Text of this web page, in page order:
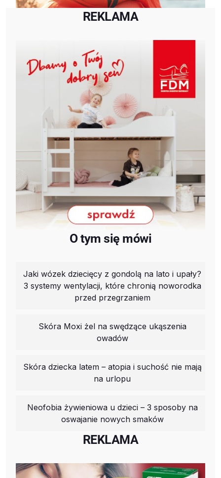
REKLAMA
O tym się mówi
Jaki wózek dziecięcy z gondolą na lato i upały?
3 systemy wentylacji, które chronią noworodka
przed przegrzaniem
Skóra Moxi żel na swędzące ukąszenia
owadów
Skóra dziecka latem – atopia i suchość nie mają
na urlopu
Neofobia żywieniowa u dzieci – 3 sposoby na
oswajanie nowych smaków
REKLAMA